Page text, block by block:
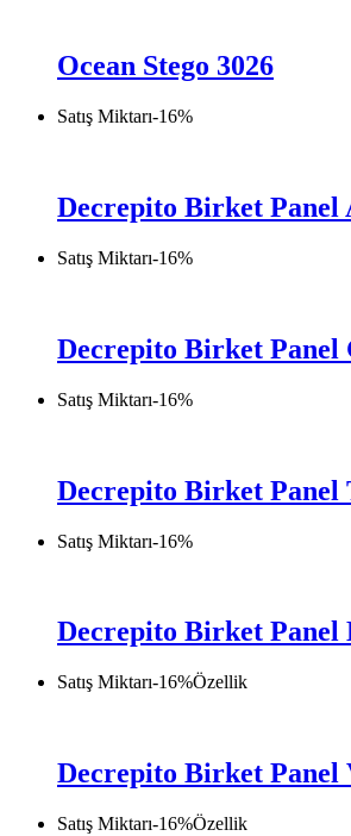
Ocean Stego 3026
Satış Miktarı-16%
Decrepito Birket Panel
Satış Miktarı-16%
Decrepito Birket Panel
Satış Miktarı-16%
Decrepito Birket Panel
Satış Miktarı-16%
Decrepito Birket Panel
Satış Miktarı-16%Özellik
Decrepito Birket Panel
Satış Miktarı-16%Özellik